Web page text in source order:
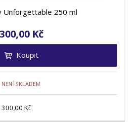
Unforgettable 250 ml
300,00 Kč
Koupit
NENÍ SKLADEM
Kč